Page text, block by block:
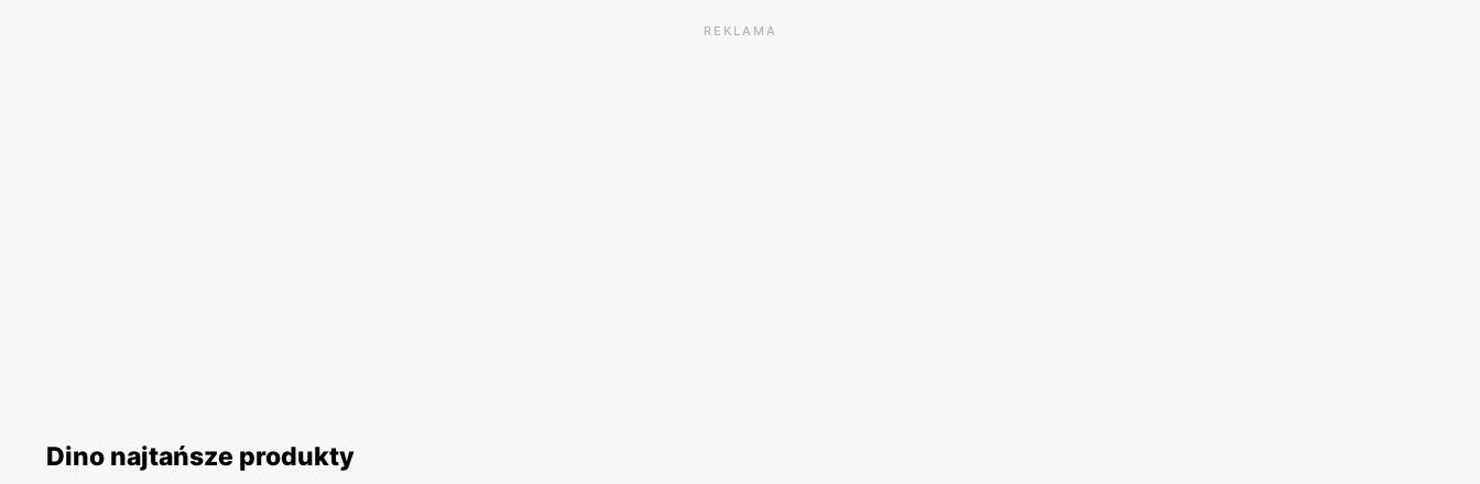
REKLAMA
Dino najtańsze produkty